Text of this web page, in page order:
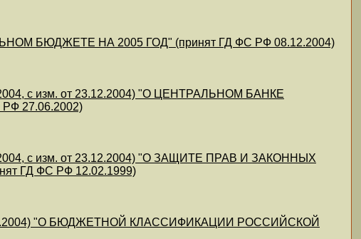
БЮДЖЕТЕ НА 2005 ГОД" (принят ГД ФС РФ 08.12.2004)
с изм. от 23.12.2004) "О ЦЕНТРАЛЬНОМ БАНКЕ
27.06.2002)
с изм. от 23.12.2004) "О ЗАЩИТЕ ПРАВ И ЗАКОННЫХ
ГД ФС РФ 12.02.1999)
"О БЮДЖЕТНОЙ КЛАССИФИКАЦИИ РОССИЙСКОЙ